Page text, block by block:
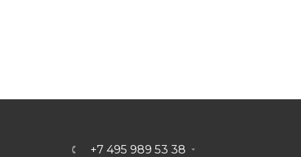
+7 495 989 53 38